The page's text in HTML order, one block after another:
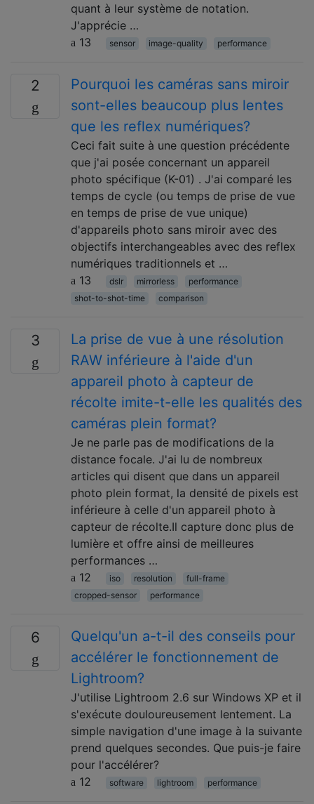
quant à leur système de notation.
J'apprécie …
13
sensor image-quality performance
2
Pourquoi les caméras sans miroir
sont-elles beaucoup plus lentes
que les reflex numériques?
Ceci fait suite à une question précédente
que j'ai posée concernant un appareil
photo spécifique (K-01) . J'ai comparé les
temps de cycle (ou temps de prise de vue
en temps de prise de vue unique)
d'appareils photo sans miroir avec des
objectifs interchangeables avec des reflex
numériques traditionnels et …
13
dslr mirrorless
performance
shot-to-shot-time
comparison
3
La prise de vue à une résolution
RAW inférieure à l'aide d'un
appareil photo à capteur de
récolte imite-t-elle les qualités des
caméras plein format?
Je ne parle pas de modifications de la
distance focale. J'ai lu de nombreux
articles qui disent que dans un appareil
photo plein format, la densité de pixels est
inférieure à celle d'un appareil photo à
capteur de récolte.Il capture donc plus de
lumière et offre ainsi de meilleures
performances …
12
iso resolution
full-frame
cropped-sensor
performance
6
Quelqu'un a-t-il des conseils pour
accélérer le fonctionnement de
Lightroom?
J'utilise Lightroom 2.6 sur Windows XP et il
s'exécute douloureusement lentement. La
simple navigation d'une image à la suivante
prend quelques secondes. Que puis-je faire
pour l'accélérer?
12
software lightroom performance